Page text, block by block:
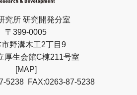
究所 研究開発分室
〒399-0005
野溝木工2丁目9
厚生会館C棟211号室
[MAP]
5238FAX:0263-87-5238